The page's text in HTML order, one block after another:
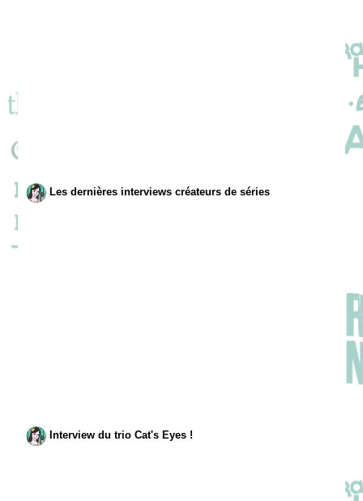
Les dernières interviews créateurs de séries
Interview du trio Cat's Eyes !